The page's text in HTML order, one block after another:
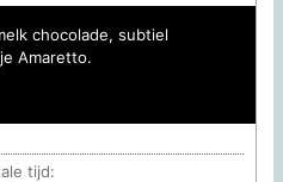
chocolade, subtiel
Amaretto.
tijd: